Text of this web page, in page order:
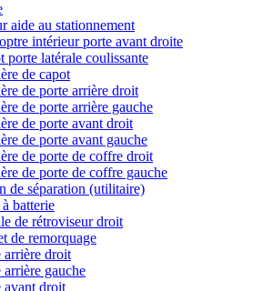
aide au stationnement
intérieur porte avant droite
porte latérale coulissante
de capot
de porte arrière droit
de porte arrière gauche
de porte avant droit
de porte avant gauche
de porte de coffre droit
de porte de coffre gauche
de séparation (utilitaire)
batterie
de rétroviseur droit
de remorquage
arrière droit
arrière gauche
avant droit